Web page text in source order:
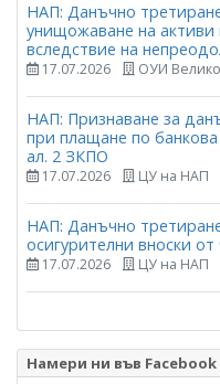
НАП: Данъчно
унищожаване на активи
вследствие на
17.07.2026 ОУИ
НАП: Признаване за
при плащане по
ал. 2 ЗКПО
17.07.2026 ЦУ на НАП
НАП: Данъчно
осигурителни вноски
17.07.2026 ЦУ на НАП
Намери ни във Facebook